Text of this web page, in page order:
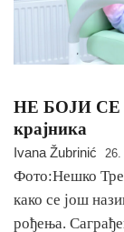
НЕ БОЈИ СЕ
крајника
Ivana Žubrinić 26.
Фото:Нешко
како се још
рођења.